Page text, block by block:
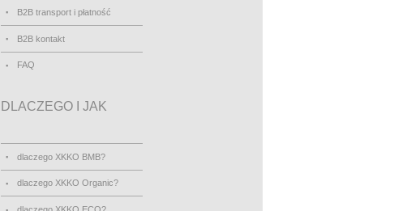
B2B transport i płatność
B2B kontakt
FAQ
DLACZEGO I JAK
dlaczego XKKO BMB?
dlaczego XKKO Organic?